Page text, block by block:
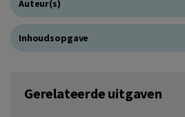
Auteur(s)
Inhoudsopgave
Gerelateerde uitgaven